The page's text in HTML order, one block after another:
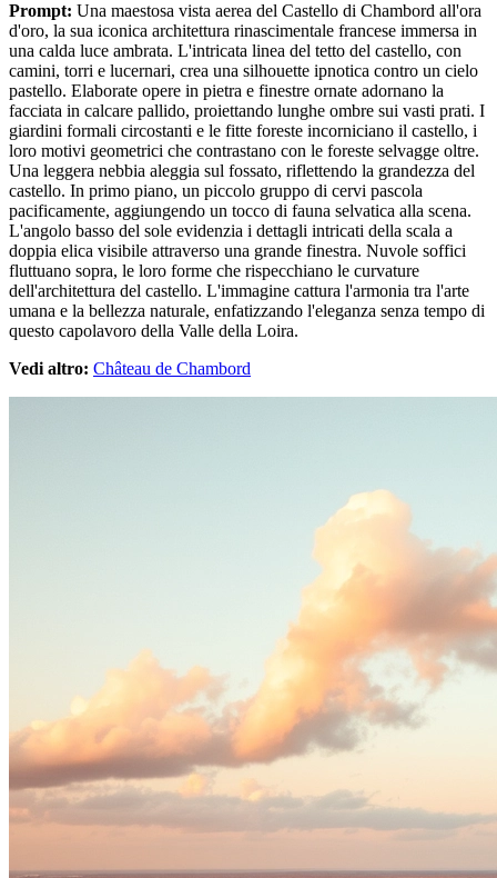
Prompt: Una maestosa vista aerea del Castello di Chambord all'ora
d'oro, la sua iconica architettura rinascimentale francese immersa in
una calda luce ambrata. L'intricata linea del tetto del castello, con
camini, torri e lucernari, crea una silhouette ipnotica contro un cielo
pastello. Elaborate opere in pietra e finestre ornate adornano la
facciata in calcare pallido, proiettando lunghe ombre sui vasti prati. I
giardini formali circostanti e le fitte foreste incorniciano il castello, i
loro motivi geometrici che contrastano con le foreste selvagge oltre.
Una leggera nebbia aleggia sul fossato, riflettendo la grandezza del
castello. In primo piano, un piccolo gruppo di cervi pascola
pacificamente, aggiungendo un tocco di fauna selvatica alla scena.
L'angolo basso del sole evidenzia i dettagli intricati della scala a
doppia elica visibile attraverso una grande finestra. Nuvole soffici
fluttuano sopra, le loro forme che rispecchiano le curvature
dell'architettura del castello. L'immagine cattura l'armonia tra l'arte
umana e la bellezza naturale, enfatizzando l'eleganza senza tempo di
questo capolavoro della Valle della Loira.
Vedi altro: Château de Chambord